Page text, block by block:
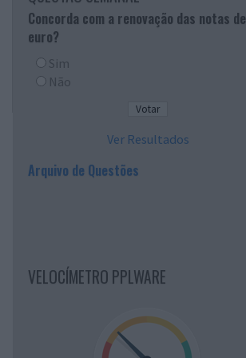
Concorda com a renovação das notas de
euro?
Sim
Não
Ver Resultados
Arquivo de Questões
VELOCÍMETRO PPLWARE